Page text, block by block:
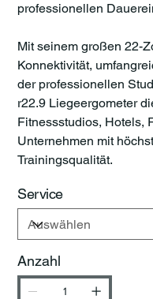
professionellen
Mit seinem großen 22-
Konnektivität,
der professionellen
r22.9 Liegeergometer
Fitnessstudios, Hotels,
Unternehmen mit
Trainingsqualität.
Service
Anzahl